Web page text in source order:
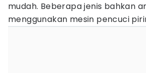
mudah. Beberapa jenis bahkan
menggunakan mesin pencuci